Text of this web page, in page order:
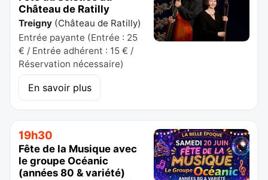
Château de Ratilly
Treigny (Château de Ratilly)
Entrée payante (Entrée : 25
€ / Entrée adhérent : 15 € /
Réservation nécessaire)
En savoir plus
19h30
Fête de la Musique avec
le groupe Océanic
(années 80 & variété)